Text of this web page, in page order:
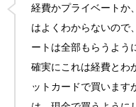
経費かプライベートか
はよくわからないので
ートは全部もらうよう
確実にこれは経費とわ
ットカードで買います